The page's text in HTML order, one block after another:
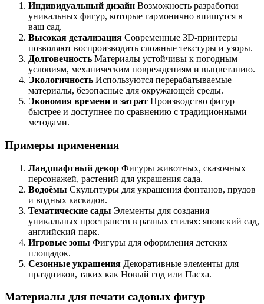
Индивидуальный дизайн Возможность разработки
уникальных фигур, которые гармонично впишутся в
ваш сад.
Высокая детализация Современные 3D-принтеры
позволяют воспроизводить сложные текстуры и узоры.
Долговечность Материалы устойчивы к погодным
условиям, механическим повреждениям и выцветанию.
Экологичность Используются перерабатываемые
материалы, безопасные для окружающей среды.
Экономия времени и затрат Производство фигур
быстрее и доступнее по сравнению с традиционными
методами.
Примеры применения
Ландшафтный декор Фигуры животных, сказочных
персонажей, растений для украшения сада.
Водоёмы Скульптуры для украшения фонтанов, прудов
и водных каскадов.
Тематические сады Элементы для создания
уникальных пространств в разных стилях: японский сад,
английский парк.
Игровые зоны Фигуры для оформления детских
площадок.
Сезонные украшения Декоративные элементы для
праздников, таких как Новый год или Пасха.
Материалы для печати садовых фигур